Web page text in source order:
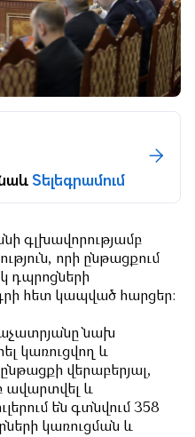
Տելեգրամում
գլխավորությամբ
որի ընթացքում
դպրոցների
հետ կապված հարցեր:
նախ
կառուցվող և
վերաբերյալ,
ավարտվել և
են գտնվում 358
կառուցման և